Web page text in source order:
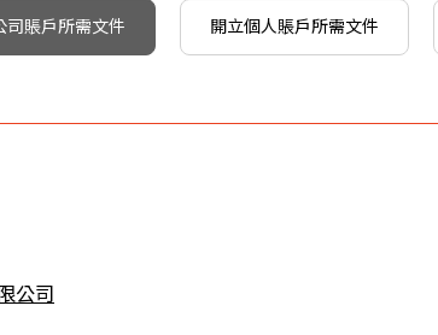
司賬戶所需文件 開立個人賬戶所需文件
公司